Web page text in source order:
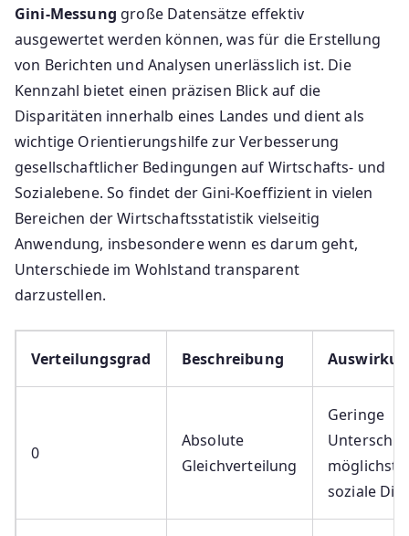
Gini-Messung große Datensätze effektiv
ausgewertet werden können, was für die Erstellung
von Berichten und Analysen unerlässlich ist. Die
Kennzahl bietet einen präzisen Blick auf die
Disparitäten innerhalb eines Landes und dient als
wichtige Orientierungshilfe zur Verbesserung
gesellschaftlicher Bedingungen auf Wirtschafts- und
Sozialebene. So findet der Gini-Koeffizient in vielen
Bereichen der Wirtschaftsstatistik vielseitig
Anwendung, insbesondere wenn es darum geht,
Unterschiede im Wohlstand transparent
darzustellen.
Verteilungsgrad Beschreibung
0
Absolute
Gleichverteilung
Geringe
möglichst
soziale